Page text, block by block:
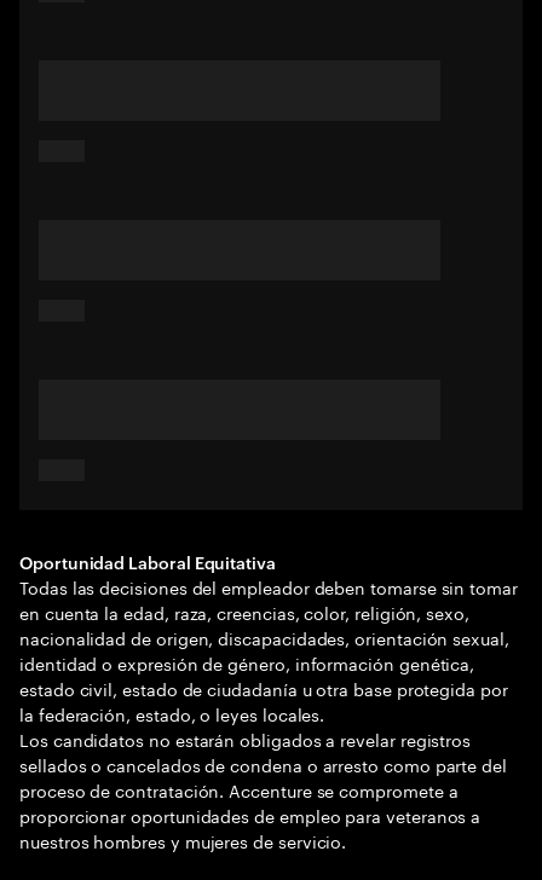
Oportunidad Laboral Equitativa
Todas las decisiones del empleador deben tomarse sin tomar
en cuenta la edad, raza, creencias, color, religión, sexo,
nacionalidad de origen, discapacidades, orientación sexual,
identidad o expresión de género, información genética,
estado civil, estado de ciudadanía u otra base protegida por
la federación, estado, o leyes locales.
Los candidatos no estarán obligados a revelar registros
sellados o cancelados de condena o arresto como parte del
proceso de contratación. Accenture se compromete a
proporcionar oportunidades de empleo para veteranos a
nuestros hombres y mujeres de servicio.